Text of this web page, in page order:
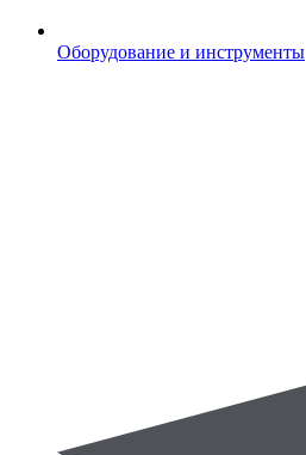
Оборудование и инструменты